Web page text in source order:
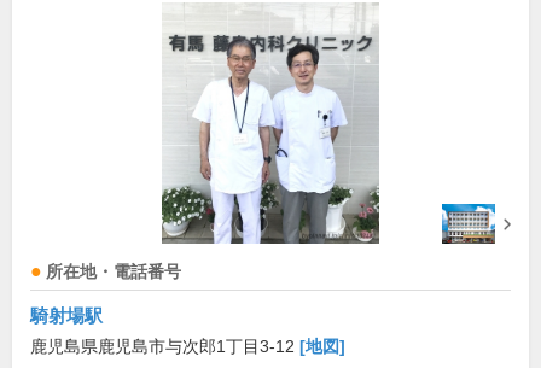
所在地・電話番号
騎射場駅
鹿児島県鹿児島市与次郎1丁目3-12 [地図]